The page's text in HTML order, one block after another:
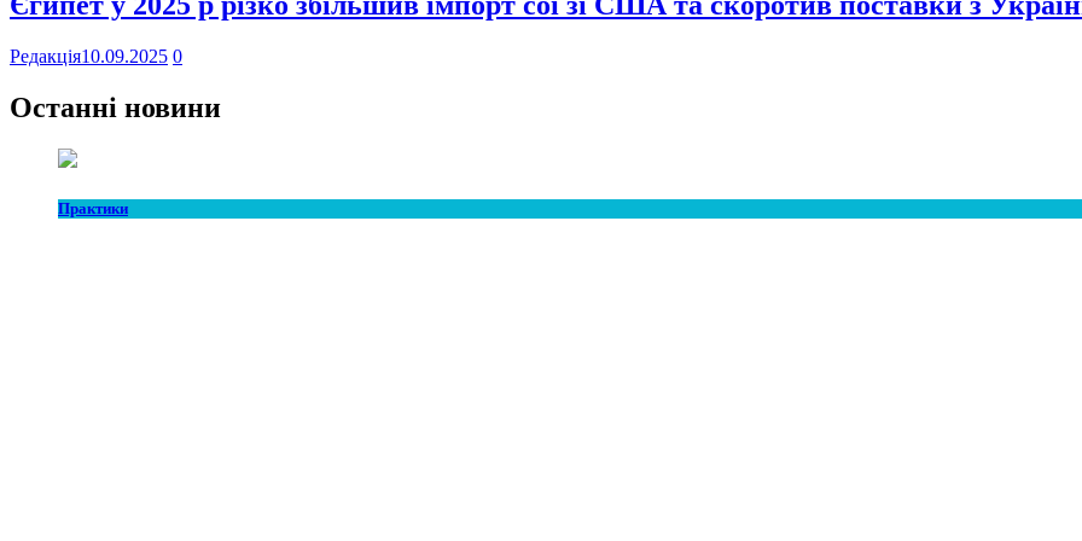
Редакція10.09.2025 0
Останні новини
Практики